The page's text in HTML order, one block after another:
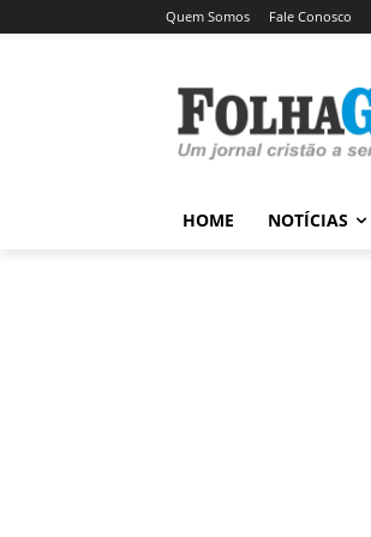
Quem Somos Fale Conosco
HOME NOTÍCIAS